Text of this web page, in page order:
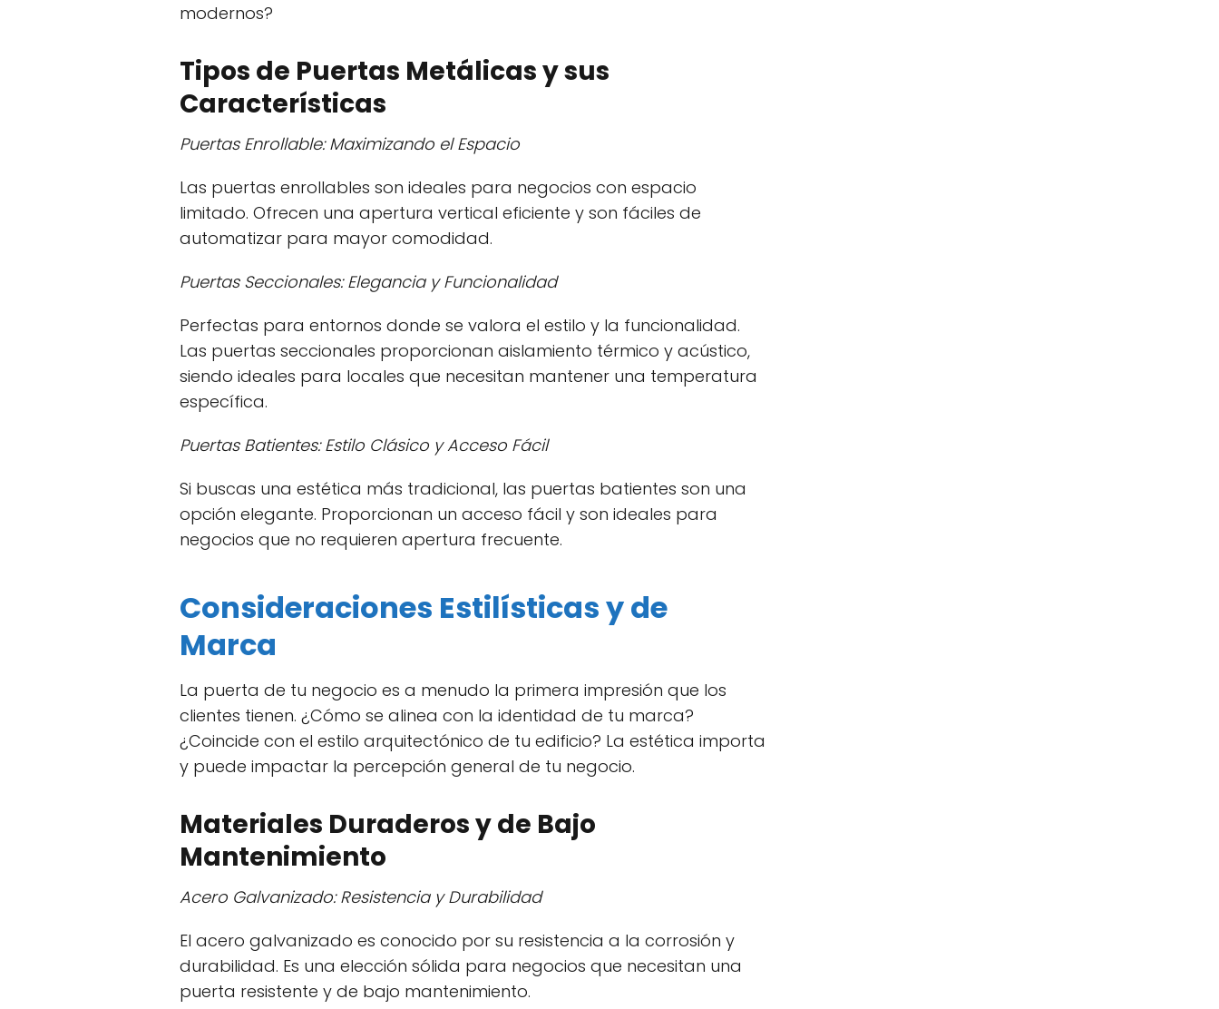
modernos?
Tipos de Puertas Metálicas y sus
Características
Puertas Enrollable: Maximizando el Espacio
Las puertas enrollables son ideales para negocios con espacio
limitado. Ofrecen una apertura vertical eficiente y son fáciles de
automatizar para mayor comodidad.
Puertas Seccionales: Elegancia y Funcionalidad
Perfectas para entornos donde se valora el estilo y la funcionalidad.
Las puertas seccionales proporcionan aislamiento térmico y acústico,
siendo ideales para locales que necesitan mantener una temperatura
específica.
Puertas Batientes: Estilo Clásico y Acceso Fácil
Si buscas una estética más tradicional, las puertas batientes son una
opción elegante. Proporcionan un acceso fácil y son ideales para
negocios que no requieren apertura frecuente.
Consideraciones Estilísticas y de
Marca
La puerta de tu negocio es a menudo la primera impresión que los
clientes tienen. ¿Cómo se alinea con la identidad de tu marca?
¿Coincide con el estilo arquitectónico de tu edificio? La estética importa
y puede impactar la percepción general de tu negocio.
Materiales Duraderos y de Bajo
Mantenimiento
Acero Galvanizado: Resistencia y Durabilidad
El acero galvanizado es conocido por su resistencia a la corrosión y
durabilidad. Es una elección sólida para negocios que necesitan una
puerta resistente y de bajo mantenimiento.